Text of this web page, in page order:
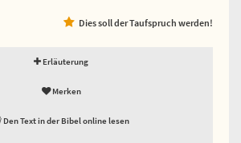
Dies soll der Taufspruch werden!
Erläuterung
Merken
Den Text in der Bibel online lesen